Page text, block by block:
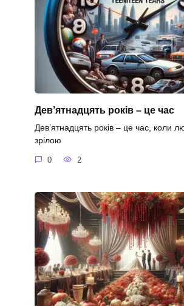
Дев’ятнадцять років – це час
Дев’ятнадцять років – це час, коли
зрілою
0 2